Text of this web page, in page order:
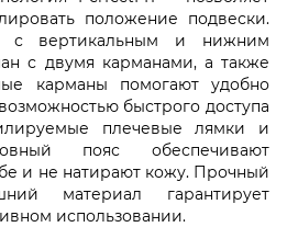
положение подвески.
с вертикальным и нижним
с двумя карманами, а также
карманы помогают удобно
быстрого доступа
плечевые лямки и
пояс обеспечивают
и не натирают кожу. Прочный
материал гарантирует
использовании.